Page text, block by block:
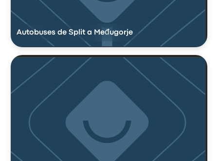
Autobuses de Split a Međugorje